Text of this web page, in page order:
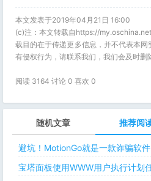
本文发表于2019年04月21日 16:00
(c)注：本文转载自https://
载目的在于传递更多信息，并不代表本
有侵权行为，请联系我们，我们会及时删
阅读 3164 讨论 0 喜欢 0
随机文章 推荐阅
避坑！MotionGo就是一款诈骗软
宝塔面板使用WWW用户执行计划